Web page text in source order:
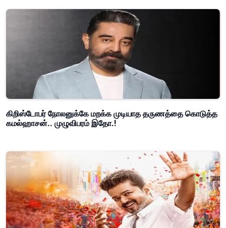
கிறிஸ்டோபர் நோலனுக்கே மறக்க முடியாத தருணத்தை கொடுத்த
கமல்ஹாசன்.. முழுவிபரம் இதோ.!